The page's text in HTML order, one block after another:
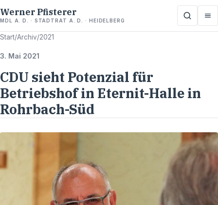
Werner Pfisterer
MDL A. D. · STADTRAT A. D. · HEIDELBERG
Start/Archiv/2021
3. Mai 2021
CDU sieht Potenzial für
Betriebshof in Eternit-Halle in
Rohrbach-Süd